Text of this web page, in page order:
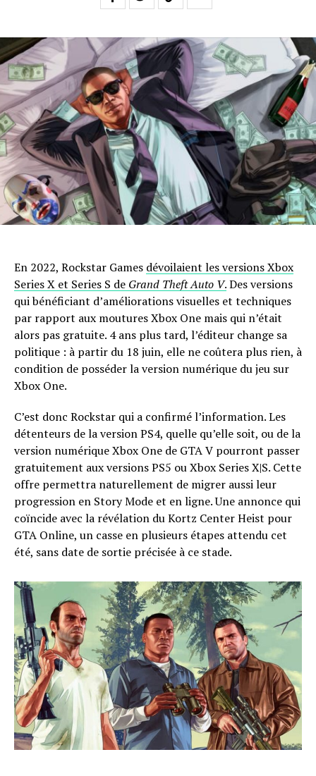
En 2022, Rockstar Games dévoilaient les versions Xbox
Series X et Series S de Grand Theft Auto V.Des versions
qui bénéficiant d’améliorations visuelles et techniques
par rapport aux moutures Xbox One mais qui n’était
alors pas gratuite. 4 ans plus tard, l’éditeur change sa
politique : à partir du 18 juin, elle ne coûtera plus rien, à
condition de posséder la version numérique du jeu sur
Xbox One.
C’est donc Rockstar qui a confirmé l’information. Les
détenteurs de la version PS4, quelle qu’elle soit, ou de la
version numérique Xbox One de GTA V pourront passer
gratuitement aux versions PS5 ou Xbox Series X|S. Cette
offre permettra naturellement de migrer aussi leur
progression en Story Mode et en ligne. Une annonce qui
coïncide avec la révélation du Kortz Center Heist pour
GTA Online, un casse en plusieurs étapes attendu cet
été, sans date de sortie précisée à ce stade.